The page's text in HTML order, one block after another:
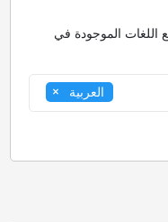
اللغات الموجودة في
العربية